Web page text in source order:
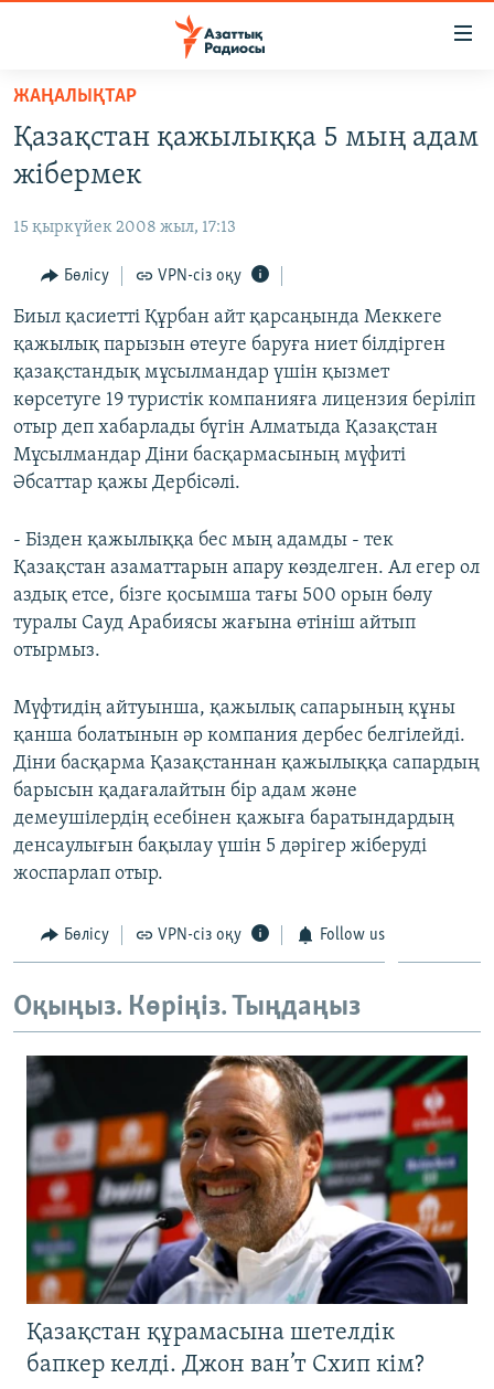
Skip
main
content
to
Navigation
Skip
to
Search
САЯСАТ
AZATTYQTV
ҚАҢТАР ОҚИҒАСЫ
АДАМ ҚҰҚЫҚТАРЫ
ӘЛЕУМЕТ
ӘЛЕМ
АРНАЙЫ ЖОБАЛАР
Русский
Басқа тілдерде
ЖАҢАЛЫҚТАР
Қазақстан қажылыққа 5 мың адам
жібермек
15 қыркүйек 2008 жыл, 17:13
Бөлісу VPN-сіз оқу
Биыл қасиетті Құрбан айт қарсаңында Меккеге
қажылық парызын өтеуге баруға ниет білдірген
қазақстандық мұсылмандар үшін қызмет
көрсетуге 19 туристік компанияға лицензия беріліп
отыр деп хабарлады бүгін Алматыда Қазақстан
Мұсылмандар Діни басқармасының мүфиті
Әбсаттар қажы Дербісәлі.
- Бізден қажылыққа бес мың адамды - тек
Қазақстан азаматтарын апару көзделген. Ал егер ол
аздық етсе, бізге қосымша тағы 500 орын бөлу
туралы Сауд Арабиясы жағына өтініш айтып
отырмыз.
Мүфтидің айтуынша, қажылық сапарының құны
қанша болатынын әр компания дербес белгілейді.
Діни басқарма Қазақстаннан қажылыққа сапардың
барысын қадағалайтын бір адам және
демеушілердің есебінен қажыға баратындардың
денсаулығын бақылау үшін 5 дәрігер жіберуді
жоспарлап отыр.
Бөлісу VPN-сіз оқу Follow us
Оқыңыз. Көріңіз. Тыңдаңыз
Қазақстан құрамасына шетелдік
бапкер келді. Джон ван’т Схип кім?